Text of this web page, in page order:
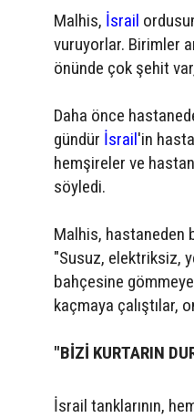
Malhis, İsrail
vuruyorlar. Birimler
önünde çok şehit
Daha önce
gündür İsrail'in
hemşireler ve
söyledi.
Malhis, hastaneden
"Susuz, elektriksiz,
bahçesine
kaçmaya çalıştılar,
"BİZİ KURTARIN
İsrail tanklarının,